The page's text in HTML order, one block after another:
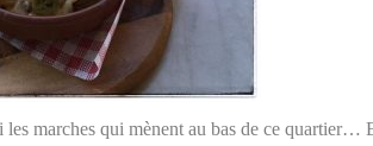
les marches qui mènent au bas de ce quartier…